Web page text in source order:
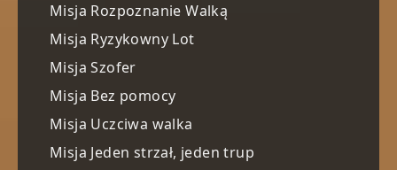
Misja Rozpoznanie Walką
Misja Ryzykowny Lot
Misja Szofer
Misja Bez pomocy
Misja Uczciwa walka
Misja Jeden strzał, jeden trup